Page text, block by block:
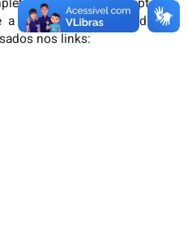
dos candidatos aptos e
etapa do exame médico e
nos links: